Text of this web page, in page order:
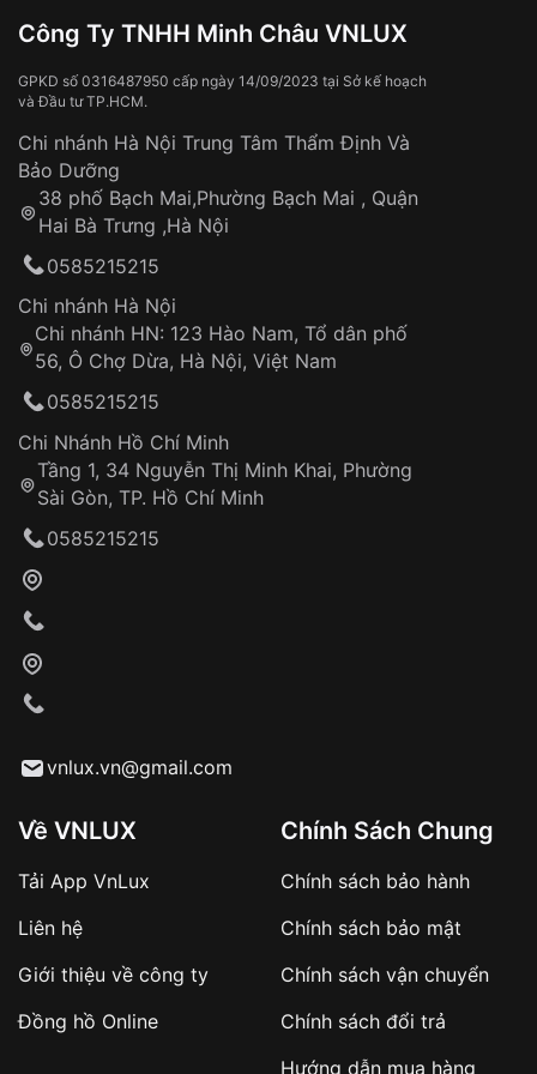
Thời gian vận chuyển trung bình: 3 – 5 ngày
làm việc
Áp dụng cho tất cả tỉnh thành trên toàn quốc
Thời gian tính từ khi xác nhận đơn hàng thành
công
Hotline: 0585 215 215
Từ khóa SEO:
Khách hàng kiểm tra và thanh toán trực tiếp
Từ khóa SEO:
sản phẩm đặc biệt
hàng
Số tiền còn lại thanh toán khi nhận hàng hoặc
Đồng hồ bị hư hỏng do:
Tai nạn hoặc tác động từ bên ngoài
Hao mòn tự nhiên theo thời gian:
Dây đeo
Sản phẩm đã bị:
Tự ý sửa chữa
thống VNLUX
Đảm bảo quyền lợi khách hàng
Đồng hành cùng khách hàng trong suốt quá
trình sử dụng
Công Ty TNHH Minh Châu VNLUX
GPKD số 0316487950 cấp ngày 14/09/2023 tại Sở kế hoạch
và Đầu tư TP.HCM.
Chi nhánh Hà Nội Trung Tâm Thẩm Định Và
Bảo Dưỡng
38 phố Bạch Mai,Phường Bạch Mai , Quận
Hai Bà Trưng ,Hà Nội
0585215215
Chi nhánh Hà Nội
Chi nhánh HN: 123 Hào Nam, Tổ dân phố
56, Ô Chợ Dừa, Hà Nội, Việt Nam
0585215215
Chi Nhánh Hồ Chí Minh
Tầng 1, 34 Nguyễn Thị Minh Khai, Phường
Sài Gòn, TP. Hồ Chí Minh
0585215215
vnlux.vn@gmail.com
Về VNLUX
Tải App VnLux
Liên hệ
Giới thiệu về công ty
Đồng hồ Online
Chính Sách Chung
Chính sách bảo hành
Chính sách bảo mật
Chính sách vận chuyển
Chính sách đổi trả
Hướng dẫn mua hàng